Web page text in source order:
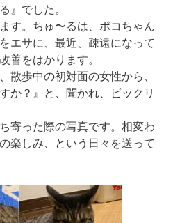
』でした。
す。ちゅ〜るは、ポコちゃん
エサに、最近、疎遠になって
善をはかります。
散歩中の初対面の女性から、
か？』と、聞かれ、ビックリ
寄った際の写真です。相変わ
楽しみ、という日々を送って